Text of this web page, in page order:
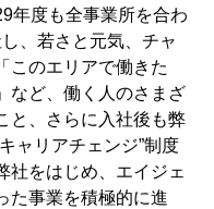
年度も全事業所を合わ
、若さと元気、チャ
このエリアで働きた
など、働く人のさまざ
と、さらに入社後も弊
ャリアチェンジ”制度
社をはじめ、エイジェ
た事業を積極的に進